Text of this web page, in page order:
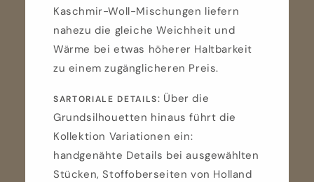
Kaschmir-Woll-Mischungen liefern
nahezu die gleiche Weichheit und
Wärme bei etwas höherer Haltbarkeit
zu einem zugänglicheren Preis.
SARTORIALE DETAILS: Über die
Grundsilhouetten hinaus führt die
Kollektion Variationen ein:
handgenähte Details bei ausgewählten
Stücken, Stoffoberseiten von Holland